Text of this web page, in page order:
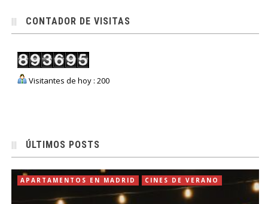
CONTADOR DE VISITAS
Visitantes de hoy : 200
ÚLTIMOS POSTS
APARTAMENTOS EN MADRID CINES DE VERANO